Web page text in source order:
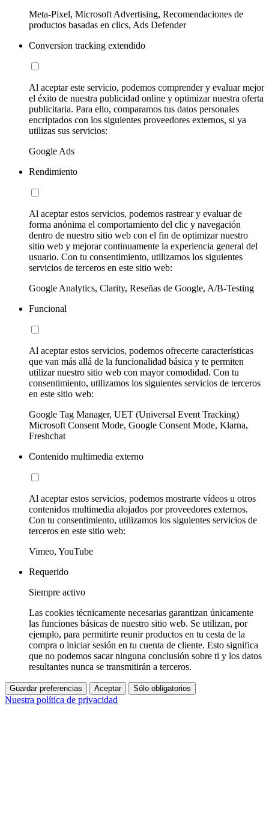
Meta-Pixel, Microsoft Advertising, Recomendaciones de
productos basadas en clics, Ads Defender
Conversion tracking extendido
Al aceptar este servicio, podemos comprender y evaluar mejor
el éxito de nuestra publicidad online y optimizar nuestra oferta
publicitaria. Para ello, comparamos tus datos personales
encriptados con los siguientes proveedores externos, si ya
utilizas sus servicios:
Google Ads
Rendimiento
Al aceptar estos servicios, podemos rastrear y evaluar de
forma anónima el comportamiento del clic y navegación
dentro de nuestro sitio web con el fin de optimizar nuestro
sitio web y mejorar continuamente la experiencia general del
usuario. Con tu consentimiento, utilizamos los siguientes
servicios de terceros en este sitio web:
Google Analytics, Clarity, Reseñas de Google, A/B-Testing
Funcional
Al aceptar estos servicios, podemos ofrecerte características
que van más allá de la funcionalidad básica y te permiten
utilizar nuestro sitio web con mayor comodidad. Con tu
consentimiento, utilizamos los siguientes servicios de terceros
en este sitio web:
Google Tag Manager, UET (Universal Event Tracking)
Microsoft Consent Mode, Google Consent Mode, Klarna,
Freshchat
Contenido multimedia externo
Al aceptar estos servicios, podemos mostrarte vídeos u otros
contenidos multimedia alojados por proveedores externos.
Con tu consentimiento, utilizamos los siguientes servicios de
terceros en este sitio web:
Vimeo, YouTube
Requerido
Siempre activo
Las cookies técnicamente necesarias garantizan únicamente
las funciones básicas de nuestro sitio web. Se utilizan, por
ejemplo, para permitirte reunir productos en tu cesta de la
compra o iniciar sesión en tu cuenta de cliente. Esto significa
que no podemos sacar ninguna conclusión sobre ti y los datos
resultantes nunca se transmitirán a terceros.
Guardar preferencias Aceptar Sólo obligatorios
Nuestra política de privacidad